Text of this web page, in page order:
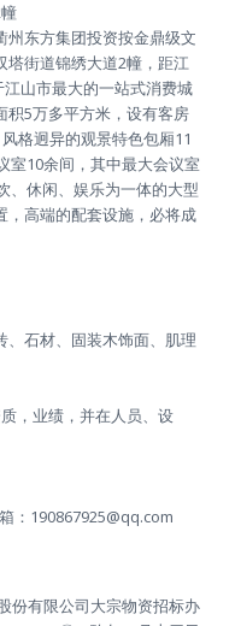
东方集团投资按金鼎级文
塔街道锦绣大道2幢，距江
山市最大的一站式消费城
5万多平方米，设有客房
格迥异的观景特色包厢11
室10余间，其中最大会议室
、休闲、娱乐为一体的大型
，高端的配套设施，必将成
石材、固装木饰面、肌理
，业绩，并在人员、设
：190867925@qq.com
份有限公司大宗物资招标办